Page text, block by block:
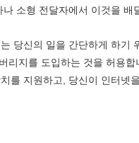
소형 전달자에서 이것을 배
당신의 일을 간단하게 하기
리지를 도입하는 것을 허용
를 지원하고, 당신이 인터넷